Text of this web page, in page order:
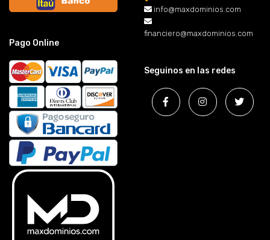
Pago Online
info@maxdominios.com
financiero@maxdominios.com
Seguinos en las redes